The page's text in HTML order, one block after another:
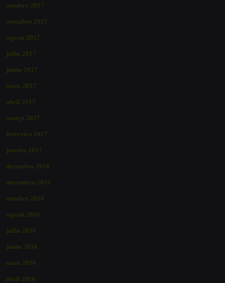
outubro 2017
setembro 2017
agosto 2017
julho 2017
junho 2017
maio 2017
abril 2017
março 2017
fevereiro 2017
janeiro 2017
dezembro 2016
novembro 2016
outubro 2016
agosto 2016
julho 2016
junho 2016
maio 2016
abril 2016